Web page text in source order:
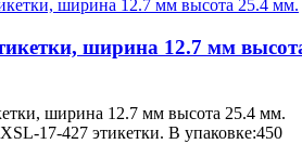
ширина 12.7 мм
ширина 12.7 мм высота 25.4 мм.
17-427 этикетки. В упаковке:450